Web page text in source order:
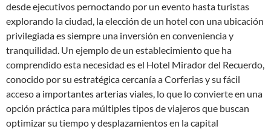
desde ejecutivos pernoctando por un evento hasta turistas
explorando la ciudad, la elección de un hotel con una ubicación
privilegiada es siempre una inversión en conveniencia y
tranquilidad. Un ejemplo de un establecimiento que ha
comprendido esta necesidad es el Hotel Mirador del Recuerdo,
conocido por su estratégica cercanía a Corferias y su fácil
acceso a importantes arterias viales, lo que lo convierte en una
opción práctica para múltiples tipos de viajeros que buscan
optimizar su tiempo y desplazamientos en la capital